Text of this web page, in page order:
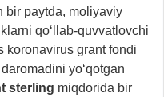
bir paytda, moliyaviy
qo‘llab-quvvatlovchi
koronavirus grant fondi
yo‘qotgan
sterling miqdorida bir